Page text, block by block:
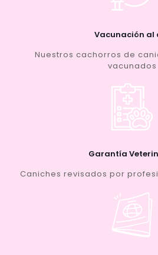
Vacunación al
Nuestros cachorros de
vacunados
Garantía
Caniches revisados por